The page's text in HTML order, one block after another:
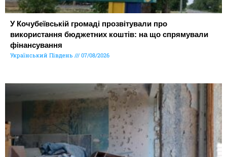
У Кочубеївській громаді прозвітували про
використання бюджетних коштів: на що спрямували
фінансування
Український Південь 07/08/2026